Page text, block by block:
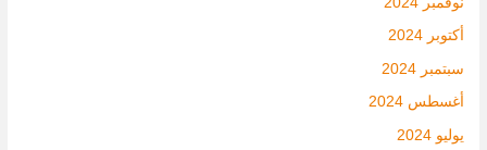
أكتوبر 2024
سبتمبر 2024
أغسطس 2024
يوليو 2024